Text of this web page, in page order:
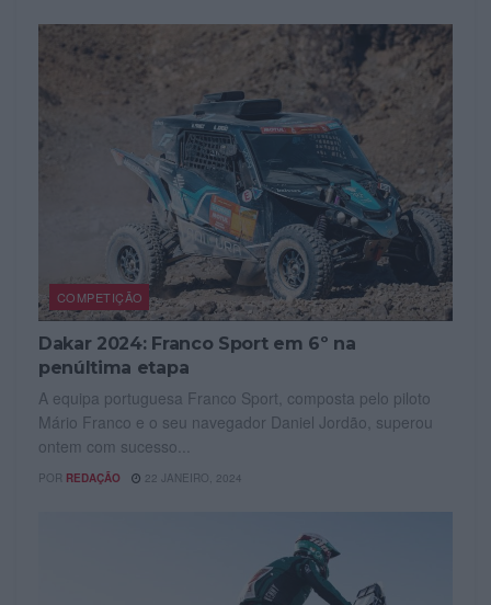
COMPETIÇÃO
Dakar 2024: Franco Sport em 6º na
penúltima etapa
A equipa portuguesa Franco Sport, composta pelo piloto
Mário Franco e o seu navegador Daniel Jordão, superou
ontem com sucesso...
POR REDAÇÃO 22 JANEIRO, 2024